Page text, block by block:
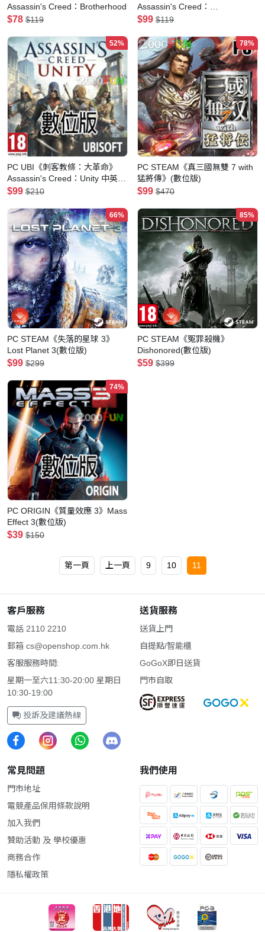
Assassin's Creed：Brotherhood
$78 $119
Assassin's Creed：
Revelations(數位版)
$99 $119
52%
PC UBI《刺客教條：大革命》
Assassin's Creed：Unity 中英合
版(數位版)
$99 $210
78%
PC STEAM《真三國無雙 7 with
猛將傳》(數位版)
$99 $470
66%
PC STEAM《失落的星球 3》
Lost Planet 3(數位版)
$99 $299
85%
PC STEAM《冤罪殺機》
Dishonored(數位版)
$59 $399
74%
PC ORIGIN《質量效應 3》Mass
Effect 3(數位版)
$39 $150
第一頁 上一頁 9 10 11
客戶服務
電話 2110 2210
郵箱 cs@openshop.com.hk
客服服務時間:
星期一至六11:30-20:00 星期日
10:30-19:00
投訴及建議熱線
送貨服務
送貨上門
自提點/智能櫃
GoGoX即日送貨
門市自取
常見問題
門市地址
電競產品保用條款說明
加入我們
贊助活動 及 學校優惠
商務合作
隱私權政策
我們使用